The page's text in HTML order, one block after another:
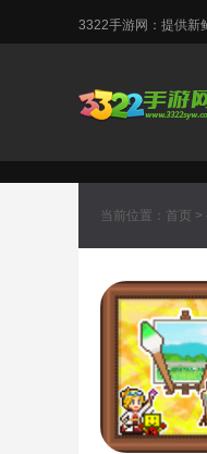
3322手游网：提供新
当前位置： 首页 >